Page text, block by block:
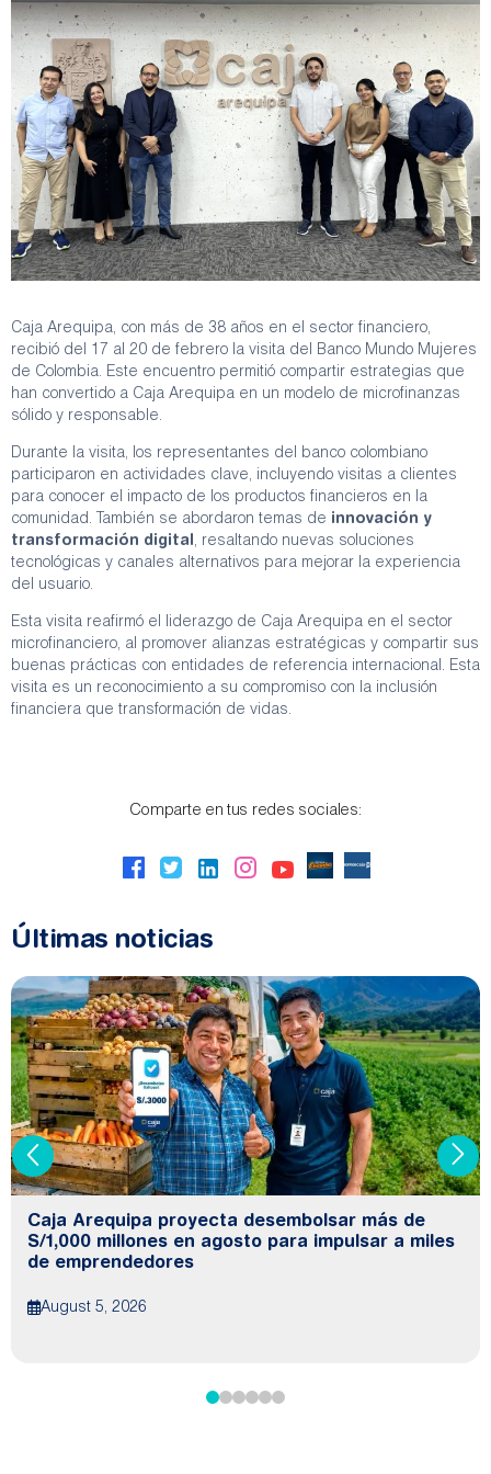
Caja Arequipa, con más de 38 años en el sector financiero,
recibió del 17 al 20 de febrero la visita del Banco Mundo Mujeres
de Colombia. Este encuentro permitió compartir estrategias que
han convertido a Caja Arequipa en un modelo de microfinanzas
sólido y responsable.
Durante la visita, los representantes del banco colombiano
participaron en actividades clave, incluyendo visitas a clientes
para conocer el impacto de los productos financieros en la
comunidad. También se abordaron temas de innovación y
transformación digital, resaltando nuevas soluciones
tecnológicas y canales alternativos para mejorar la experiencia
del usuario.
Esta visita reafirmó el liderazgo de Caja Arequipa en el sector
microfinanciero, al promover alianzas estratégicas y compartir sus
buenas prácticas con entidades de referencia internacional. Esta
visita es un reconocimiento a su compromiso con la inclusión
financiera que transformación de vidas.
Comparte en tus redes sociales:
Últimas noticias
Caja Arequipa proyecta desembolsar más de
S/1,000 millones en agosto para impulsar a miles
de emprendedores
August 5, 2026